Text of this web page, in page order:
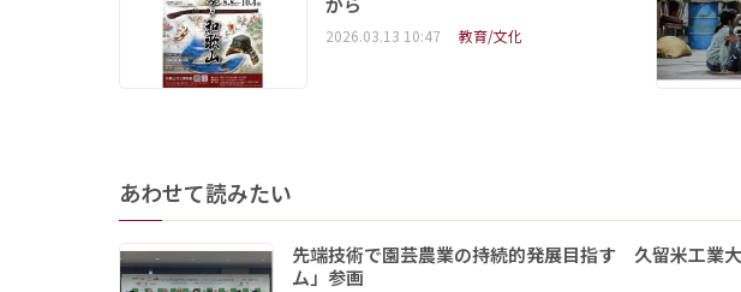
2026.03.13 10:47 教育/文化
あわせて読みたい
先端技術で園芸農業の持続的発展目指す 久留米工業
ム」参画